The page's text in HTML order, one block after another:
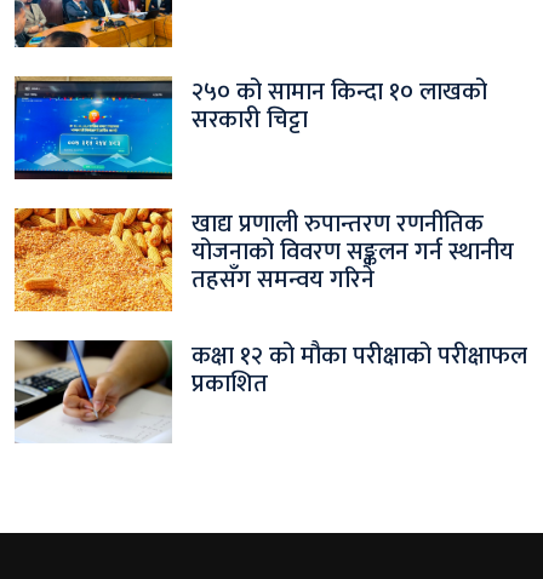
२५० को सामान किन्दा १० लाखको
सरकारी चिट्टा
खाद्य प्रणाली रुपान्तरण रणनीतिक
योजनाको विवरण सङ्कलन गर्न स्थानीय
तहसँग समन्वय गरिने
कक्षा १२ को मौका परीक्षाको परीक्षाफल
प्रकाशित